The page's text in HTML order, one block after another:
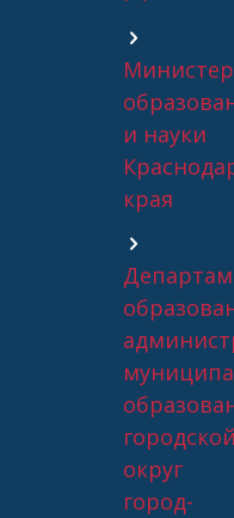
и науки
края
округ
город-